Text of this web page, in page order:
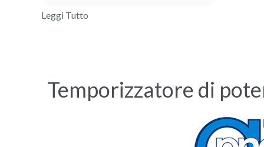
Leggi Tutto
Temporizzatore di